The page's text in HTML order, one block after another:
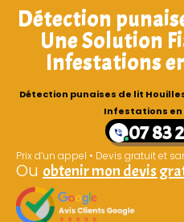
Détection
Une Solution
Infestations
Détection punaises de lit
Infestations
07 83
Prix d’un appel • Devis gratuit et
Ou obtenir mon devis